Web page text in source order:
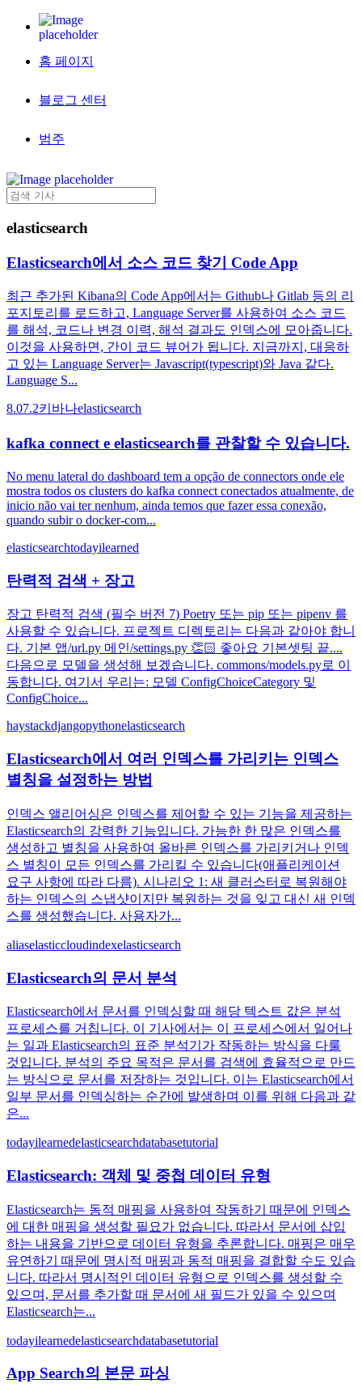
홈 페이지
블로그 센터
범주
elasticsearch
Elasticsearch에서 소스 코드 찾기 Code App
최근 추가된 Kibana의 Code App에서는 Github나 Gitlab 등의 리
포지토리를 로드하고, Language Server를 사용하여 소스 코드
를 해석, 코드나 변경 이력, 해석 결과도 인덱스에 모아줍니다.
이것을 사용하면, 간이 코드 뷰어가 됩니다. 지금까지, 대응하
고 있는 Language Server는 Javascript(typescript)와 Java 같다.
Language S...
8.07.2키바나elasticsearch
kafka connect e elasticsearch를 관찰할 수 있습니다.
No menu lateral do dashboard tem a opção de connectors onde ele
mostra todos os clusters do kafka connect conectados atualmente, de
inicio não vai ter nenhum, ainda temos que fazer essa conexão,
quando subir o docker-com...
elasticsearchtodayilearned
탄력적 검색 + 장고
장고 탄력적 검색 (필수 버전 7) Poetry 또는 pip 또는 pipenv 를
사용할 수 있습니다. 프로젝트 디렉토리는 다음과 같아야 합니
다. 기본 앱/url.py 메인/settings.py 👏🏻 좋아요 기본셋팅 끝....
다음으로 모델을 생성해 보겠습니다. commons/models.py로 이
동합니다. 여기서 우리는: 모델 ConfigChoiceCategory 및
ConfigChoice...
haystackdjangopythonelasticsearch
Elasticsearch에서 여러 인덱스를 가리키는 인덱스
별칭을 설정하는 방법
인덱스 앨리어싱은 인덱스를 제어할 수 있는 기능을 제공하는
Elasticsearch의 강력한 기능입니다. 가능한 한 많은 인덱스를
생성하고 별칭을 사용하여 올바른 인덱스를 가리키거나 인덱
스 별칭이 모든 인덱스를 가리킬 수 있습니다(애플리케이션
요구 사항에 따라 다름). 시나리오 1: 새 클러스터로 복원해야
하는 인덱스의 스냅샷이지만 복원하는 것을 잊고 대신 새 인덱
스를 생성했습니다. 사용자가...
aliaselasticcloudindexelasticsearch
Elasticsearch의 문서 분석
Elasticsearch에서 문서를 인덱싱할 때 해당 텍스트 값은 분석
프로세스를 거칩니다. 이 기사에서는 이 프로세스에서 일어나
는 일과 Elasticsearch의 표준 분석기가 작동하는 방식을 다룰
것입니다. 분석의 주요 목적은 문서를 검색에 효율적으로 만드
는 방식으로 문서를 저장하는 것입니다. 이는 Elasticsearch에서
일부 문서를 인덱싱하는 순간에 발생하며 이를 위해 다음과 같
은...
todayilearnedelasticsearchdatabasetutorial
Elasticsearch: 객체 및 중첩 데이터 유형
Elasticsearch는 동적 매핑을 사용하여 작동하기 때문에 인덱스
에 대한 매핑을 생성할 필요가 없습니다. 따라서 문서에 삽입
하는 내용을 기반으로 데이터 유형을 추론합니다. 매핑은 매우
유연하기 때문에 명시적 매핑과 동적 매핑을 결합할 수도 있습
니다. 따라서 명시적인 데이터 유형으로 인덱스를 생성할 수
있으며, 문서를 추가할 때 문서에 새 필드가 있을 수 있으며
Elasticsearch는...
todayilearnedelasticsearchdatabasetutorial
App Search의 본문 파싱